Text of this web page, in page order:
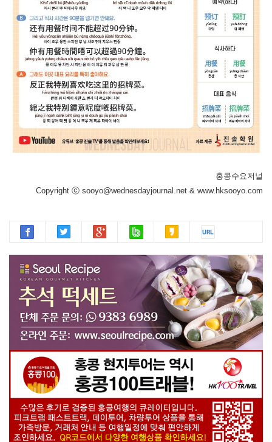
홍콩수요저널
Copyright ⓒ sooyo@wednesdayjournal.net & www.hksooyo.com